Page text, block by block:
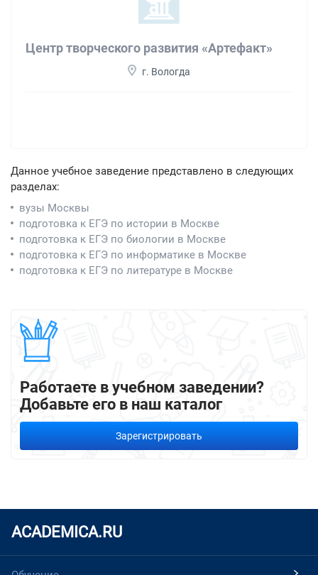
Центр творческого развития «Артефакт»
г. Вологда
Данное учебное заведение представлено в следующих
разделах:
вузы Москвы
подготовка к ЕГЭ по истории в Москве
подготовка к ЕГЭ по биологии в Москве
подготовка к ЕГЭ по информатике в Москве
подготовка к ЕГЭ по литературе в Москве
Работаете в учебном заведении?
Добавьте его в наш каталог
Зарегистрировать
ACADEMICA.RU